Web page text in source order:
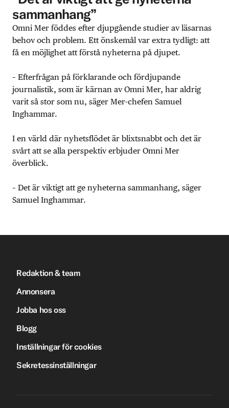
sammanhang”
Omni Mer föddes efter djupgående studier av läsarnas
behov och problem. Ett önskemål var extra tydligt: att
få en möjlighet att förstå nyheterna på djupet.
– Efterfrågan på förklarande och fördjupande
journalistik, som är kärnan av Omni Mer, har aldrig
varit så stor som nu, säger Mer-chefen Samuel
Inghammar.
I en värld där nyhetsflödet är blixtsnabbt och det är
svårt att se alla perspektiv erbjuder Omni Mer
överblick.
– Det är viktigt att ge nyheterna sammanhang, säger
Samuel Inghammar.
Redaktion & team
Annonsera
Jobba hos oss
Blogg
Inställningar för cookies
Sekretessinställningar